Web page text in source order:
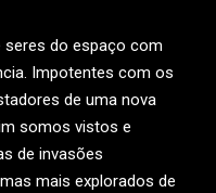
do espaço com
Impotentes com os
de uma nova
somos vistos e
de invasões
mais explorados de